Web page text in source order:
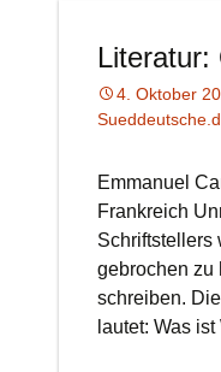
Literatur:
4. Oktober
Emmanuel
Frankreich
Schriftstellers
gebrochen zu
schreiben.
lautet: Was